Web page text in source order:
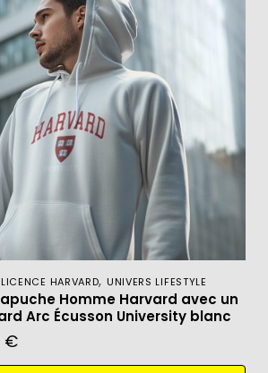
LICENCE HARVARD, UNIVERS LIFESTYLE
Homme Harvard avec un
Arc Écusson University blanc
€